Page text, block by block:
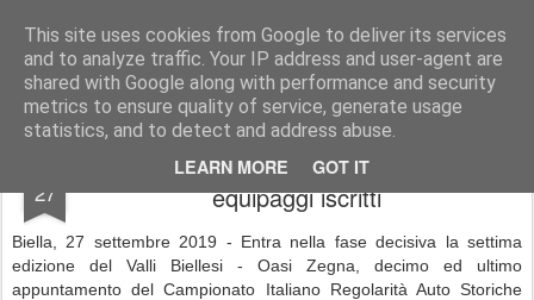
This site uses cookies from Google to deliver its services
and to analyze traffic. Your IP address and user-agent are
shared with Google along with performance and security
metrics to ensure quality of service, generate usage
statistics, and to detect and address abuse.
LEARN MORE GOT IT
AutoMotoCorse. Motorsport Random News 280912
27
Valli Biellesi - Oasi Zegna: 102 gli
equipaggi iscritti
Biella, 27 settembre 2019 - Entra nella fase decisiva la settima
edizione del Valli Biellesi - Oasi Zegna, decimo ed ultimo
appuntamento del Campionato Italiano Regolarità Auto Storiche